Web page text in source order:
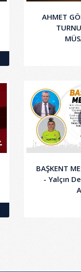
AHMET
BAŞKENT
- Yalçın